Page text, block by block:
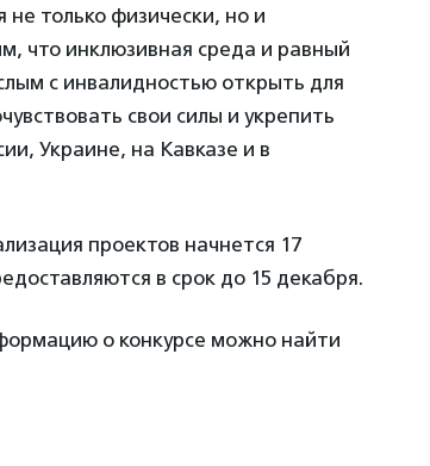
только физически, но и
что инклюзивная среда и равный
с инвалидностью открыть для
свои силы и укрепить
Украине, на Кавказе и в
проектов начнется 17
в срок до 15 декабря.
о конкурсе можно найти